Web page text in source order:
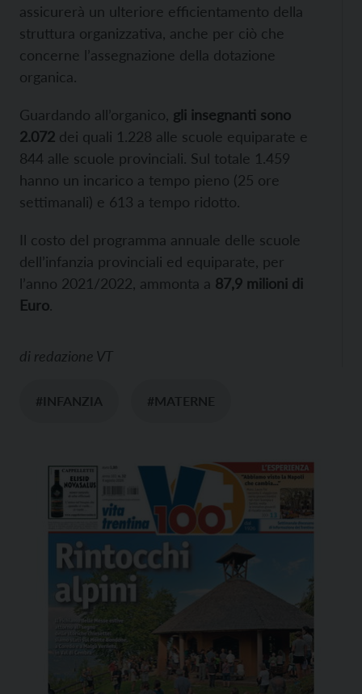
assicurerà un ulteriore efficientamento della
struttura organizzativa, anche per ciò che
concerne l’assegnazione della dotazione
organica.
Guardando all’organico, gli insegnanti sono
2.072 dei quali 1.228 alle scuole equiparate e
844 alle scuole provinciali. Sul totale 1.459
hanno un incarico a tempo pieno (25 ore
settimanali) e 613 a tempo ridotto.
Il costo del programma annuale delle scuole
dell’infanzia provinciali ed equiparate, per
l’anno 2021/2022, ammonta a 87,9 milioni di
Euro.
di redazione VT
#INFANZIA #MATERNE